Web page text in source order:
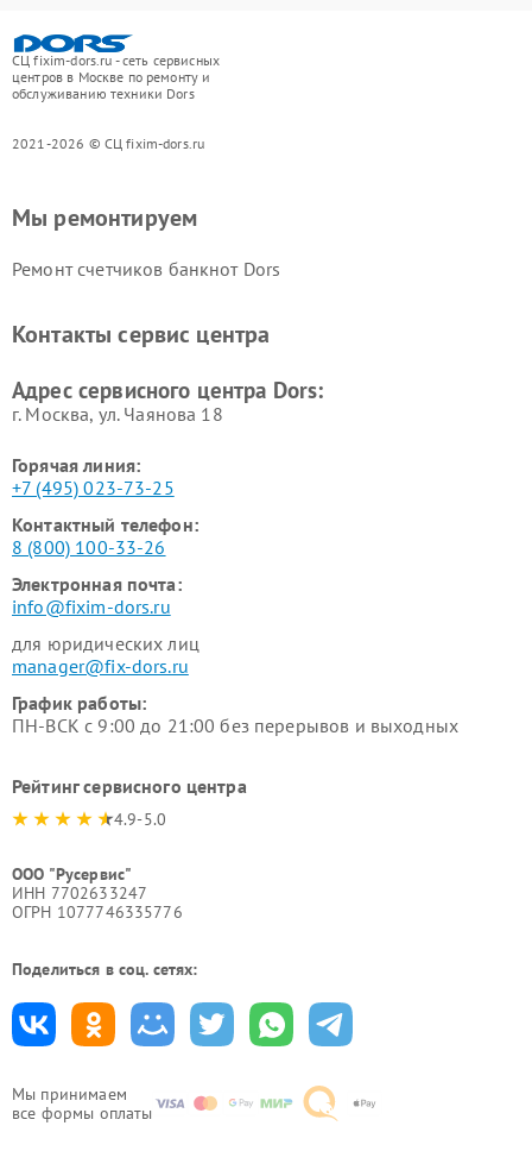
СЦ fixim-dors.ru - сеть сервисных
центров в Москве по ремонту и
обслуживанию техники Dors
2021-2026 © СЦ fixim-dors.ru
Мы принимаем
все формы оплаты
Мы ремонтируем
Ремонт счетчиков банкнот Dors
Контакты сервис центра
Адрес сервисного центра Dors:
г. Москва, ул. Чаянова 18
Горячая линия:
+7 (495) 023-73-25
Контактный телефон:
8 (800) 100-33-26
Электронная почта:
info@fixim-dors.ru
для юридических лиц
manager@fix-dors.ru
График работы:
ПН-ВСК с 9:00 до 21:00 без перерывов и выходных
Рейтинг сервисного центра
4.9-5.0
ООО "Русервис"
ИНН 7702633247
ОГРН 1077746335776
Поделиться в соц. сетях: